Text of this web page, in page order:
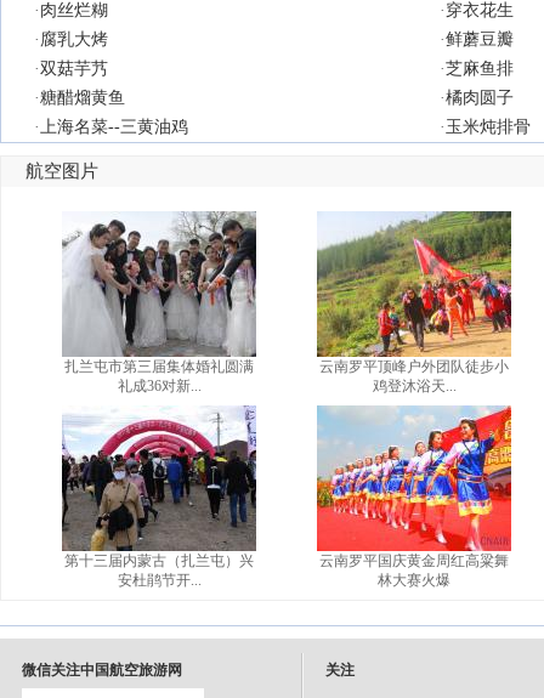
· 肉丝烂糊 · 穿衣花生
· 腐乳大烤 ·鲜蘑豆瓣
·双菇芋艿 ·芝麻鱼排
·糖醋熘黄鱼 ·橘肉圆子
·上海名菜--三黄油鸡 · 玉米炖排骨
航空图片
扎兰屯市第三届集体婚礼圆满
礼成36对新...
第十三届内蒙古（扎兰屯）兴
安杜鹃节开...
云南罗平顶峰户外团队徒步小
鸡登沐浴天...
云南罗平国庆黄金周红高粱舞
林大赛火爆
微信关注中国航空旅游网 关注